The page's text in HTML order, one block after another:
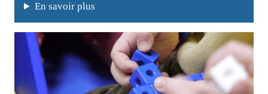
En savoir plus